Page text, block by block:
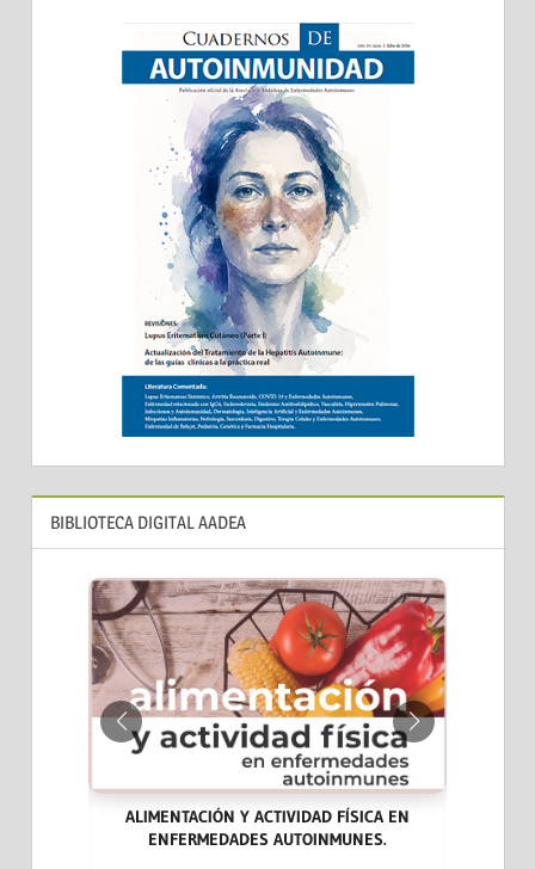
BIBLIOTECA DIGITAL AADEA
ALIMENTACIÓN Y ACTIVIDAD FÍSICA EN
ENFERMEDADES AUTOINMUNES.